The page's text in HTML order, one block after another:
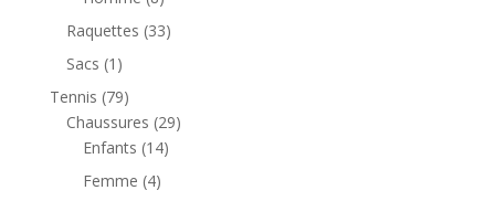
Raquettes (33)
Sacs (1)
Tennis (79)
Chaussures (29)
Enfants (14)
Femme (4)